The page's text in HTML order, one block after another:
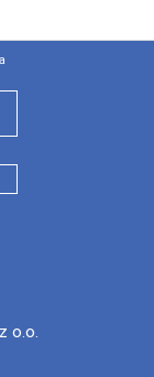
o.o.